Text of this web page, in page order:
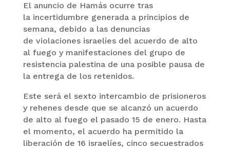
El anuncio de Hamás ocurre tras
la incertidumbre generada a principios de
semana, debido a las denuncias
de violaciones israelíes del acuerdo de alto
al fuego y manifestaciones del grupo de
resistencia palestina de una posible pausa de
la entrega de los retenidos.
Este será el sexto intercambio de prisioneros
y rehenes desde que se alcanzó un acuerdo
de alto al fuego el pasado 15 de enero. Hasta
el momento, el acuerdo ha permitido la
liberación de 16 israelíes, cinco secuestrados